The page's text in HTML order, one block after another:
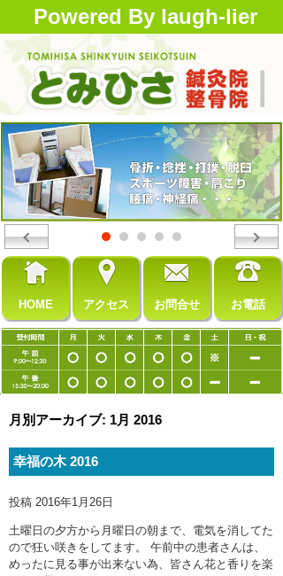
Powered By laugh-lier
HOME アクセス お問合せ お電話
月別アーカイブ: 1月 2016
幸福の木 2016
投稿 2016年1月26日
土曜日の夕方から月曜日の朝まで、電気を消してた
ので狂い咲きをしてます。 午前中の患者さんは、
めったに見る事が出来ない為、皆さん花と香りを楽